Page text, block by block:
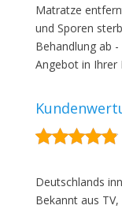
Matratze
und Sporen
Behandlung ab
Angebot in Ihrer
Deutschlands
Bekannt aus